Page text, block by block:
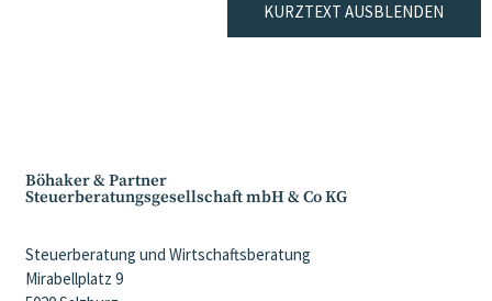
KURZTEXT AUSBLENDEN
Böhaker & Partner
Steuerberatungsgesellschaft mbH & Co KG
Steuerberatung und Wirtschaftsberatung
Mirabellplatz 9